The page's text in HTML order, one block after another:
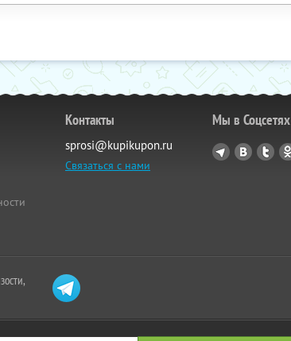
Контакты
sprosi@kupikupon.ru
Связаться с нами
Мы в Соцсетях